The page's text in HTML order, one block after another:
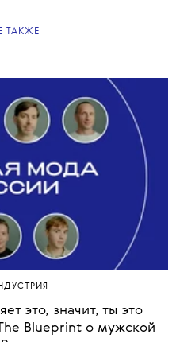
ТАКЖЕ
это, значит, ты это
Blueprint о мужской